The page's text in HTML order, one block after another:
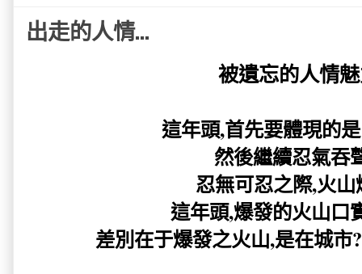
出走的人情...
被遺忘的人情
這年頭,首先要體現的
然後繼續忍氣吞
忍無可忍之際,火山
這年頭,爆發的火山口
差別在于爆發之火山,是在城市